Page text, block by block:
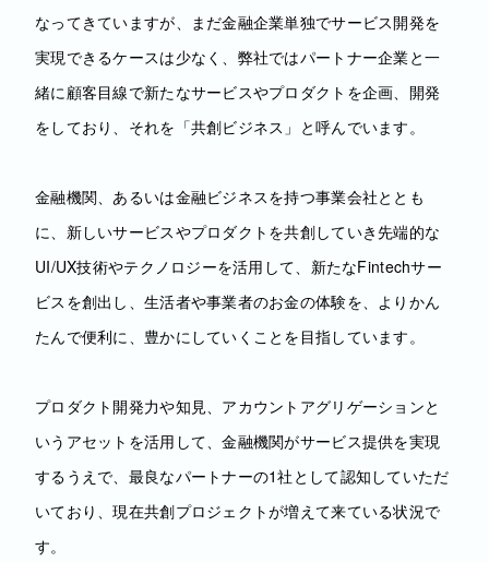
なってきていますが、まだ金融企業単独でサービス開発を
実現できるケースは少なく、弊社ではパートナー企業と一
緒に顧客目線で新たなサービスやプロダクトを企画、開発
をしており、それを「共創ビジネス」と呼んでいます。
金融機関、あるいは金融ビジネスを持つ事業会社ととも
に、新しいサービスやプロダクトを共創していき先端的な
UI/UX技術やテクノロジーを活用して、新たなFintechサー
ビスを創出し、生活者や事業者のお金の体験を、よりかん
たんで便利に、豊かにしていくことを目指しています。
プロダクト開発力や知見、アカウントアグリゲーションと
いうアセットを活用して、金融機関がサービス提供を実現
するうえで、最良なパートナーの1社として認知していただ
いており、現在共創プロジェクトが増えて来ている状況で
す。